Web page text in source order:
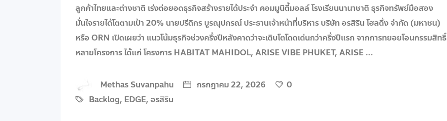
ลูกค้าไทยและต่างชาติ เร่งต่อยอดธุรกิจสร้างรายได้ประจำ คอมมูนิตี้มอลล์ โรงเรียนนานาชาติ ธุรกิจทรัพย์มือสอง
มั่นใจรายได้โตตามเป้า 20% นายปรีดิกร บูรณุปกรณ์ ประธานเจ้าหน้าที่บริหาร บริษัท อรสิริน โฮลดิ้ง จํากัด (มหาชน)
หรือ ORN เปิดเผยว่า แนวโน้มธุรกิจช่วงครึ่งปีหลังคาดว่าจะเติบโตโดดเด่นกว่าครึ่งปีแรก จากการทยอยโอนกรรมสิทธิ์
หลายโครงการ ได้แก่ โครงการ HABITAT MAHIDOL, ARISE VIBE PHUKET, ARISE
Methas Suvanpahu กรกฎาคม 22, 2026
0
Backlog, EDGE, อรสิริน